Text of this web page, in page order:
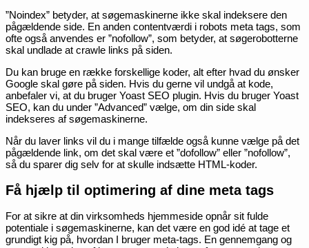
”Noindex” betyder, at søgemaskinerne ikke skal indeksere den
pågældende side. En anden contentværdi i robots meta tags, som
ofte også anvendes er ”nofollow”, som betyder, at søgerobotterne
skal undlade at crawle links på siden.
Du kan bruge en række forskellige koder, alt efter hvad du ønsker
Google skal gøre på siden. Hvis du gerne vil undgå at kode,
anbefaler vi, at du bruger Yoast SEO plugin. Hvis du bruger Yoast
SEO, kan du under ”Advanced” vælge, om din side skal
indekseres af søgemaskinerne.
Når du laver links vil du i mange tilfælde også kunne vælge på det
pågældende link, om det skal være et ”dofollow” eller ”nofollow”,
så du sparer dig selv for at skulle indsætte HTML-koder.
Få hjælp til optimering af dine meta tags
For at sikre at din virksomheds hjemmeside opnår sit fulde
potentiale i søgemaskinerne, kan det være en god idé at tage et
grundigt kig på, hvordan I bruger meta-tags. En gennemgang og